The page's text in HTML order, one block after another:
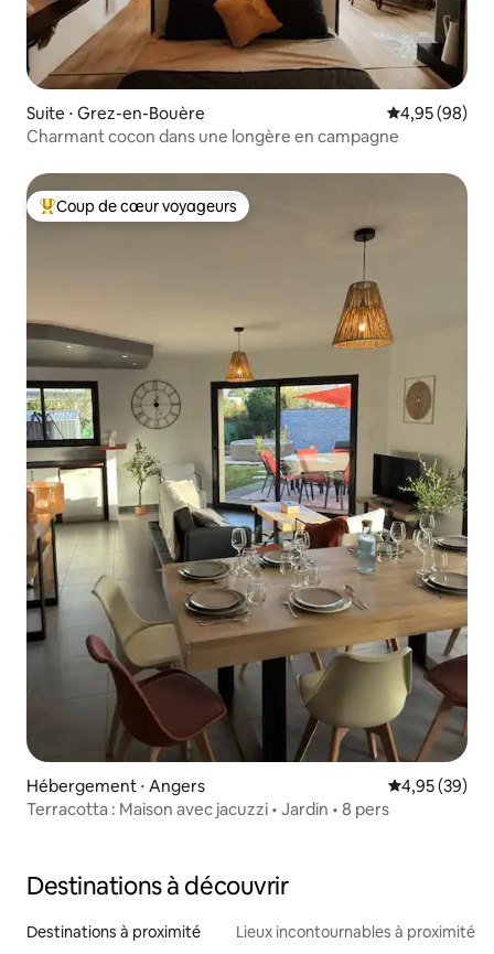
Suite ⋅ Grez-en-Bouère Évaluation
4,95 (98)
Charmant cocon dans une longère en campagne
Coups de cœur voyageurs les plus appréciés
Coup de cœur voyageurs
Hébergement ⋅ Angers Évaluation
4,95 (39)
Terracotta : Maison avec jacuzzi • Jardin • 8 pers
Destinations à découvrir
Destinations à proximité Lieux incontournables à proximité